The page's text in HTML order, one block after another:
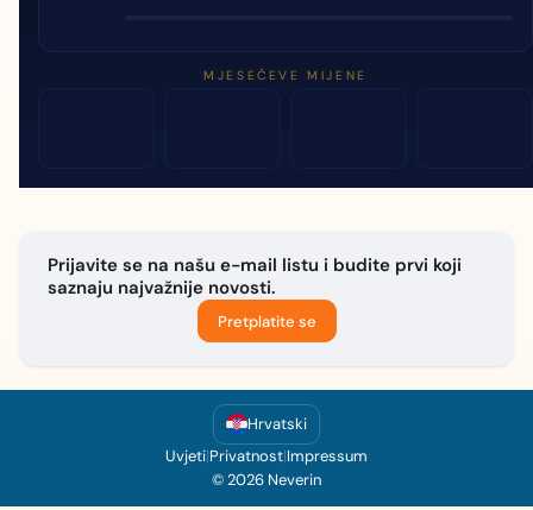
MJESEČEVE MIJENE
Prijavite se na našu e-mail listu i budite prvi koji
saznaju najvažnije novosti.
Pretplatite se
Hrvatski
Uvjeti|Privatnost|Impressum
© 2026 Neverin